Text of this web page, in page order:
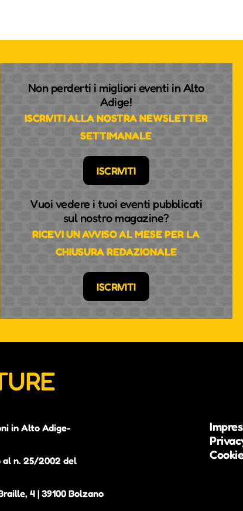
Non perderti i migliori eventi in Alto
Adige!
ISCRIVITI ALLA NOSTRA NEWSLETTER
SETTIMANALE
ISCRIVITI
Vuoi vedere i tuoi eventi pubblicati
sul nostro magazine?
RICEVI UN AVVISO AL MESE PER LA
CHIUSURA REDAZIONALE
ISCRIVITI
in Alto Adige-
n. 25/2002 del
4 | 39100 Bolzano